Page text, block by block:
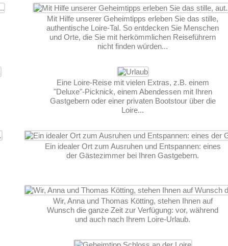
Mit Hilfe unserer Geheimtipps erleben Sie das stille,
authentische Loire-Tal. So entdecken Sie Menschen
und Orte, die Sie mit herkömmlichen Reiseführern
nicht finden würden...
Eine Loire-Reise mit vielen Extras, z.B. einem
"Deluxe"-Picknick, einem Abendessen mit Ihren
Gastgebern oder einer privaten Bootstour über die
Loire...
Ein idealer Ort zum Ausruhen und Entspannen: eines
der Gästezimmer bei Ihren Gastgebern.
Wir, Anna und Thomas Kötting, stehen Ihnen auf
Wunsch die ganze Zeit zur Verfügung: vor, während
und auch nach Ihrem Loire-Urlaub.